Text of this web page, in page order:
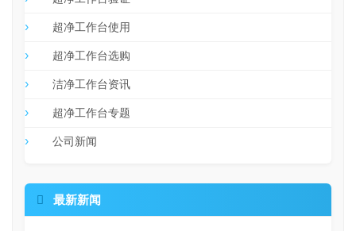
超净工作台使用
超净工作台选购
洁净工作台资讯
超净工作台专题
公司新闻
 最新新闻